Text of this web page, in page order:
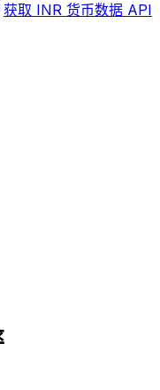
获取 INR 货币数据 API